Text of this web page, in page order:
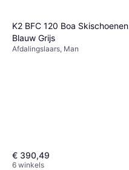
K2 BFC 120 Boa Skischoenen
Blauw Grijs
Afdalingslaars, Man
€ 390,49
6 winkels